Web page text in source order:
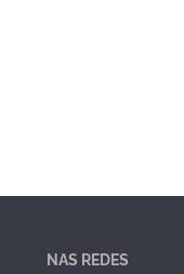
NAS REDES